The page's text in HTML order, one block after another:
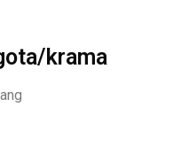
krama